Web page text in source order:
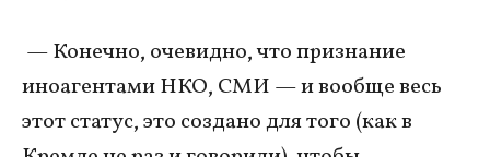
— Конечно, очевидно, что признание
иноагентами НКО, СМИ — и вообще весь
этот статус, это создано для того (как в